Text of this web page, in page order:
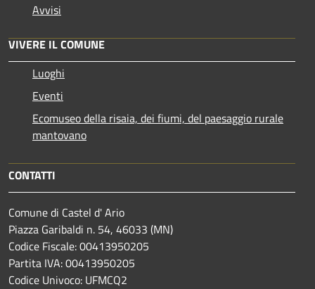
Avvisi
VIVERE IL COMUNE
Luoghi
Eventi
Ecomuseo della risaia, dei fiumi, del paesaggio rurale
mantovano
CONTATTI
Comune di Castel d' Ario
Piazza Garibaldi n. 54, 46033 (MN)
Codice Fiscale: 00413950205
Partita IVA: 00413950205
Codice Univoco: UFMCQ2